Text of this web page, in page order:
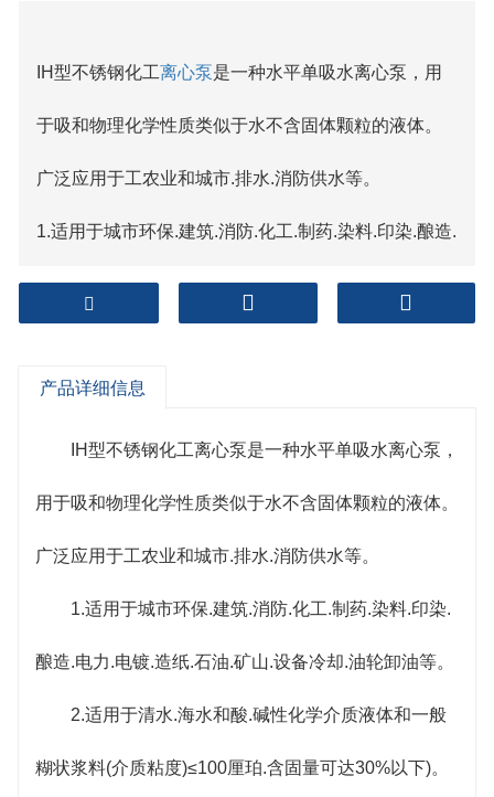
IH型不锈钢化工离心泵是一种水平单吸水离心泵，用
于吸和物理化学性质类似于水不含固体颗粒的液体。
广泛应用于工农业和城市.排水.消防供水等。
1.适用于城市环保.建筑.消防.化工.制药.染料.印染.酿造.
电力.电镀.造纸.石油.矿山.设备冷却.油轮卸油等。
浆料(介质粘度)≤100厘珀.含固量可达30%以下)。
机械密封注意事项
IH型不锈钢化工离心泵可根据不同的使用条件安装不
同形式的机械密封（如内部单端平衡和非平衡、双端
平衡和非平衡、外部机械密封等）。根据不同的密封
类型，其使用方法和注意事项也有所不同。以下提到
了一般需要注意的事项。
产品详细信息
IH型不锈钢化工离心泵是一种水平单吸水离心泵，
用于吸和物理化学性质类似于水不含固体颗粒的液体。
广泛应用于工农业和城市.排水.消防供水等。
1.适用于城市环保.建筑.消防.化工.制药.染料.印染.
酿造.电力.电镀.造纸.石油.矿山.设备冷却.油轮卸油等。
2.适用于清水.海水和酸.碱性化学介质液体和一般
糊状浆料(介质粘度)≤100厘珀.含固量可达30%以下)。